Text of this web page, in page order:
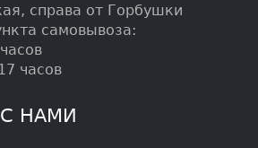
справа от Горбушки
самовывоза:
часов
НАМИ